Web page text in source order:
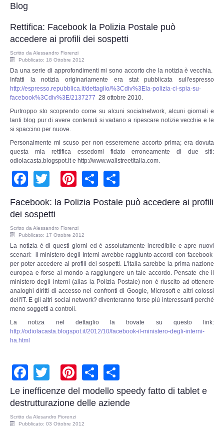
INDAGINI DIGITALI
Digital Intelligence OSINT
Indagini su computer
Indagini Smartphone,Tablet
Copia/Acquisizione Forense
Incident Response
Copia/Acquisizione Forense Web
Indagini persone scomparse
Remote Digital Forensics
Acquisizione Forense remota
Sblocco PIN Smartphone
Recupero dati
Prevenzione Frode
CYBER SECURITY
Blog
Rettifica: Facebook la Polizia Postale può
accedere ai profili dei sospetti
Scritto da Alessandro Fiorenzi
Pubblicato: 18 Ottobre 2012
Da una serie di approfondimenti mi sono accorto che la notizia è vecchia.
Infatti la notizia originariamente era stat pubblicata sull'espresso
http://espresso.repubblica.it/dettaglio/%3Cdiv%3Ela-polizia-ci-spia-su-
facebook%3Cdiv%3E/2137277 28 ottobre 2010.
Purtroppo sto scoprendo come su alcuni socialnetwork, alcuni giornali e
tanti blog pur di avere contenuti si vadano a ripescare notizie vecchie e le
si spaccino per nuove.
Personalmente mi scuso per non esseremene accorto prima; era dovuta
questa mia rettifica essedomi fidato erroneamente di due siti:
odiolacasta.blogspot.it e http://www.wallstreetitalia.com.
Facebook
TwitterPinterest
Share
Facebook: la Polizia Postale può accedere ai profili
dei sospetti
Scritto daAlessandro Fiorenzi
Pubblicato: 17 Ottobre 2012
La notizia è di questi giorni ed è assolutamente incredibile e apre nuovi
scenari: il ministero degli Interni avrebbe raggiunto accordi con facebook
per poter accedere ai profili dei sospetti. L'italia sarebbe la prima nazione
europea e forse al mondo a raggiungere un tale accordo. Pensate che il
ministero degli interni (alias la Polizia Postale) non è riuscito ad ottenere
analoghi diritti di accesso nei confronti di Google, Microsoft e altri colossi
dell'IT. E gli altri social network? diventeranno forse più interessanti perchè
meno soggetti a controli.
La notiza nel dettaglio la trovate su questo link:
http://odiolacasta.blogspot.it/2012/10/facebook-il-ministero-degli-interni-
ha.html
Facebook
TwitterPinterest
Share
Le inefficenze del modello speedy fatto di tablet e
destrutturazione delle aziende
Scritto da Alesandro Fiorenzi
Pubblicato: 03 Ottobre 2012